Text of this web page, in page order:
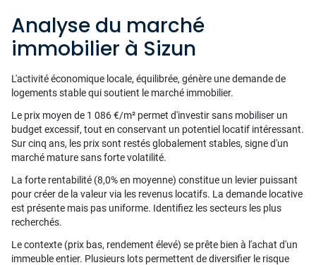
Analyse du marché
immobilier à Sizun
L'activité économique locale, équilibrée, génère une demande de
logements stable qui soutient le marché immobilier.
Le prix moyen de 1 086 €/m² permet d'investir sans mobiliser un
budget excessif, tout en conservant un potentiel locatif intéressant.
Sur cinq ans, les prix sont restés globalement stables, signe d'un
marché mature sans forte volatilité.
La forte rentabilité (8,0% en moyenne) constitue un levier puissant
pour créer de la valeur via les revenus locatifs. La demande locative
est présente mais pas uniforme. Identifiez les secteurs les plus
recherchés.
Le contexte (prix bas, rendement élevé) se prête bien à l'achat d'un
immeuble entier. Plusieurs lots permettent de diversifier le risque